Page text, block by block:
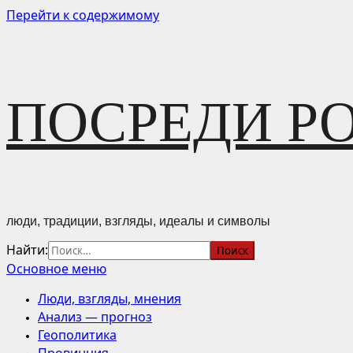
Перейти к содержимому
ПОСРЕДИ
люди, традиции, взгляды, идеалы и символы
Найти:
Основное меню
Люди, взгляды, мнения
Анализ — прогноз
Геополитика